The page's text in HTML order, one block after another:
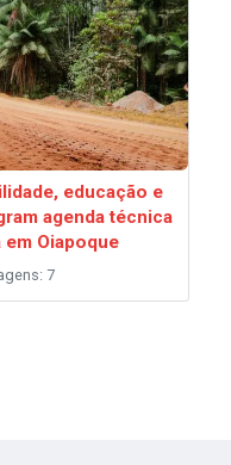
educação e
agenda técnica
Oiapoque
7